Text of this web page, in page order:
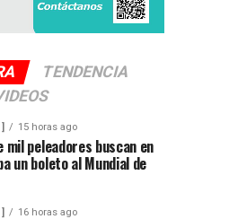
TENDENCIA
15 horas ago
mil peleadores buscan en
un boleto al Mundial de
16 horas ago